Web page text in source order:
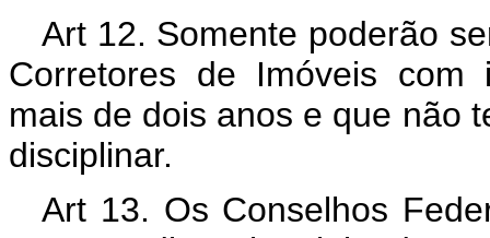
Art 12. Somente poderão
Corretores de Imóveis com
mais de dois anos e que não
disciplinar.
Art 13. Os Conselhos